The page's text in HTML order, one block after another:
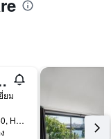
ยม
Cumhuriyet Cad. No:50, Harbiye, อิสตันบูล, ตุรเคีย